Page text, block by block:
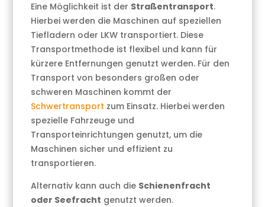
Eine Möglichkeit ist der Straßentransport.
Hierbei werden die Maschinen auf speziellen
Tiefladern oder LKW transportiert. Diese
Transportmethode ist flexibel und kann für
kürzere Entfernungen genutzt werden. Für den
Transport von besonders großen oder
schweren Maschinen kommt der
Schwertransport zum Einsatz. Hierbei werden
spezielle Fahrzeuge und
Transporteinrichtungen genutzt, um die
Maschinen sicher und effizient zu
transportieren.
Alternativ kann auch die Schienenfracht
oder Seefracht genutzt werden.